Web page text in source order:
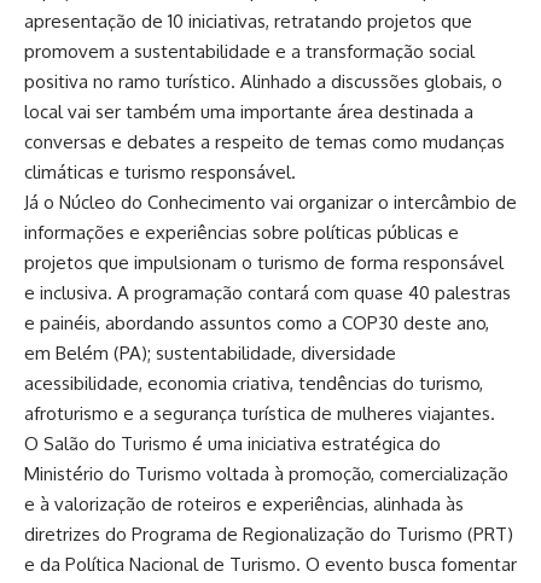
apresentação de 10 iniciativas, retratando projetos que
promovem a sustentabilidade e a transformação social
positiva no ramo turístico. Alinhado a discussões globais, o
local vai ser também uma importante área destinada a
conversas e debates a respeito de temas como mudanças
climáticas e turismo responsável.
Já o Núcleo do Conhecimento vai organizar o intercâmbio de
informações e experiências sobre políticas públicas e
projetos que impulsionam o turismo de forma responsável
e inclusiva. A programação contará com quase 40 palestras
e painéis, abordando assuntos como a COP30 deste ano,
em Belém (PA); sustentabilidade, diversidade
acessibilidade, economia criativa, tendências do turismo,
afroturismo e a segurança turística de mulheres viajantes.
O Salão do Turismo é uma iniciativa estratégica do
Ministério do Turismo voltada à promoção, comercialização
e à valorização de roteiros e experiências, alinhada às
diretrizes do Programa de Regionalização do Turismo (PRT)
e da Política Nacional de Turismo. O evento busca fomentar